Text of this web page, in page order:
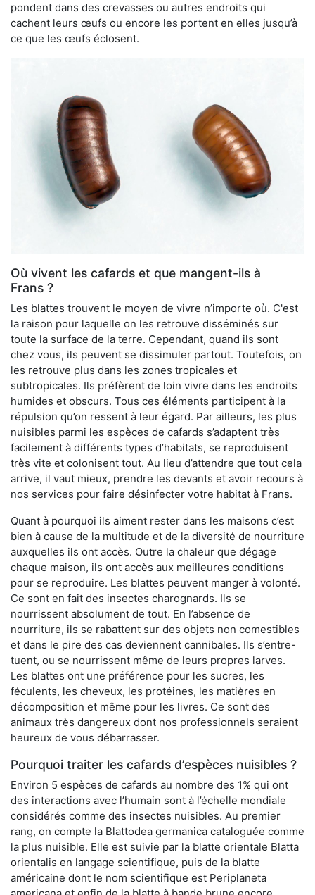
pondent dans des crevasses ou autres endroits qui
cachent leurs œufs ou encore les portent en elles jusqu’à
ce que les œufs éclosent.
Où vivent les cafards et que mangent-ils à
Frans ?
Les blattes trouvent le moyen de vivre n’importe où. C'est
la raison pour laquelle on les retrouve disséminés sur
toute la surface de la terre. Cependant, quand ils sont
chez vous, ils peuvent se dissimuler partout. Toutefois, on
les retrouve plus dans les zones tropicales et
subtropicales. Ils préfèrent de loin vivre dans les endroits
humides et obscurs. Tous ces éléments participent à la
répulsion qu’on ressent à leur égard. Par ailleurs, les plus
nuisibles parmi les espèces de cafards s’adaptent très
facilement à différents types d’habitats, se reproduisent
très vite et colonisent tout. Au lieu d’attendre que tout cela
arrive, il vaut mieux, prendre les devants et avoir recours à
nos services pour faire désinfecter votre habitat à Frans.
Quant à pourquoi ils aiment rester dans les maisons c’est
bien à cause de la multitude et de la diversité de nourriture
auxquelles ils ont accès. Outre la chaleur que dégage
chaque maison, ils ont accès aux meilleures conditions
pour se reproduire. Les blattes peuvent manger à volonté.
Ce sont en fait des insectes charognards. Ils se
nourrissent absolument de tout. En l’absence de
nourriture, ils se rabattent sur des objets non comestibles
et dans le pire des cas deviennent cannibales. Ils s’entre-
tuent, ou se nourrissent même de leurs propres larves.
Les blattes ont une préférence pour les sucres, les
féculents, les cheveux, les protéines, les matières en
décomposition et même pour les livres. Ce sont des
animaux très dangereux dont nos professionnels seraient
heureux de vous débarrasser.
Pourquoi traiter les cafards d’espèces nuisibles ?
Environ 5 espèces de cafards au nombre des 1% qui ont
des interactions avec l’humain sont à l’échelle mondiale
considérés comme des insectes nuisibles. Au premier
rang, on compte la Blattodea germanica cataloguée comme
la plus nuisible. Elle est suivie par la blatte orientale Blatta
orientalis en langage scientifique, puis de la blatte
américaine dont le nom scientifique est Periplaneta